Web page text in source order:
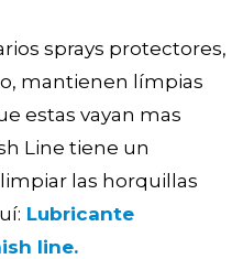
sprays protectores,
mantienen límpias
estas vayan mas
Line tiene un
las horquillas
Lubricante
line.